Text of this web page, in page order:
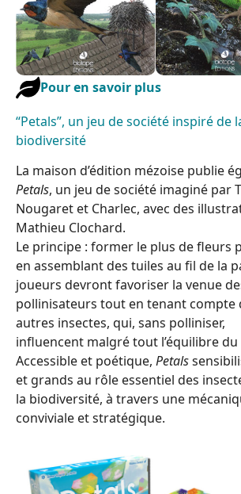
Pour en savoir plus
“Petals”, un jeu de société inspiré de
biodiversité
La maison d’édition mézoise publie
Petals, un jeu de société imaginé par
Nougaret et Charlec, avec des
Mathieu Clochard.
Le principe : former le plus de fleurs
en assemblant des tuiles au fil de la
joueurs devront favoriser la venue
pollinisateurs tout en tenant compte
autres insectes, qui, sans polliniser,
influencent malgré tout l’équilibre
Accessible et poétique, Petals
et grands au rôle essentiel des
la biodiversité, à travers une
conviviale et stratégique.